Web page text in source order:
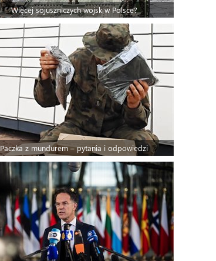
Więcej sojuszniczych wojsk w Polsce?
Paczka z mundurem – pytania i odpowiedzi